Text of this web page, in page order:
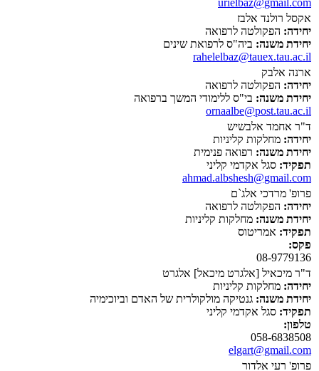
אקסל רולנד אלבז
יחידה: הפקולטה לרפואה
יחידת משנה: ביה"ס לרפואת שינים
rahelelbaz@tauex.tau.ac.il
ארנה אלבק
יחידה: הפקולטה לרפואה
יחידת משנה: בי"ס ללימודי המשך ברפואה
ornaalbe@post.tau.ac.il
ד"ר אחמד אלבשיש
יחידה: מחלקות קליניות
יחידת משנה: רפואה פנימית
תפקיד: סגל אקדמי קליני
ahmad.albshesh@gmail.com
פרופ' מרדכי אלג`ם
יחידה: הפקולטה לרפואה
יחידת משנה: מחלקות קליניות
תפקיד: אמריטוס
פקס:
08-9779136
ד"ר מיכאיל [אלגרט מיכאל] אלגרט
יחידה: מחלקות קליניות
יחידת משנה: גנטיקה מולקולרית של האדם וביוכימיה
תפקיד: סגל אקדמי קליני
טלפון:
058-6838508
elgart@gmail.com
פרופ' רעי אלדור